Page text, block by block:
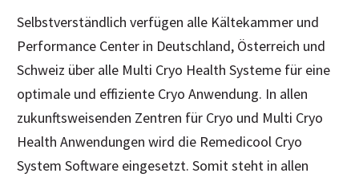
Selbstverständlich verfügen alle Kältekammer und
Performance Center in Deutschland, Österreich und
Schweiz über alle Multi Cryo Health Systeme für eine
optimale und effiziente Cryo Anwendung. In allen
zukunftsweisenden Zentren für Cryo und Multi Cryo
Health Anwendungen wird die Remedicool Cryo
System Software eingesetzt. Somit steht in allen